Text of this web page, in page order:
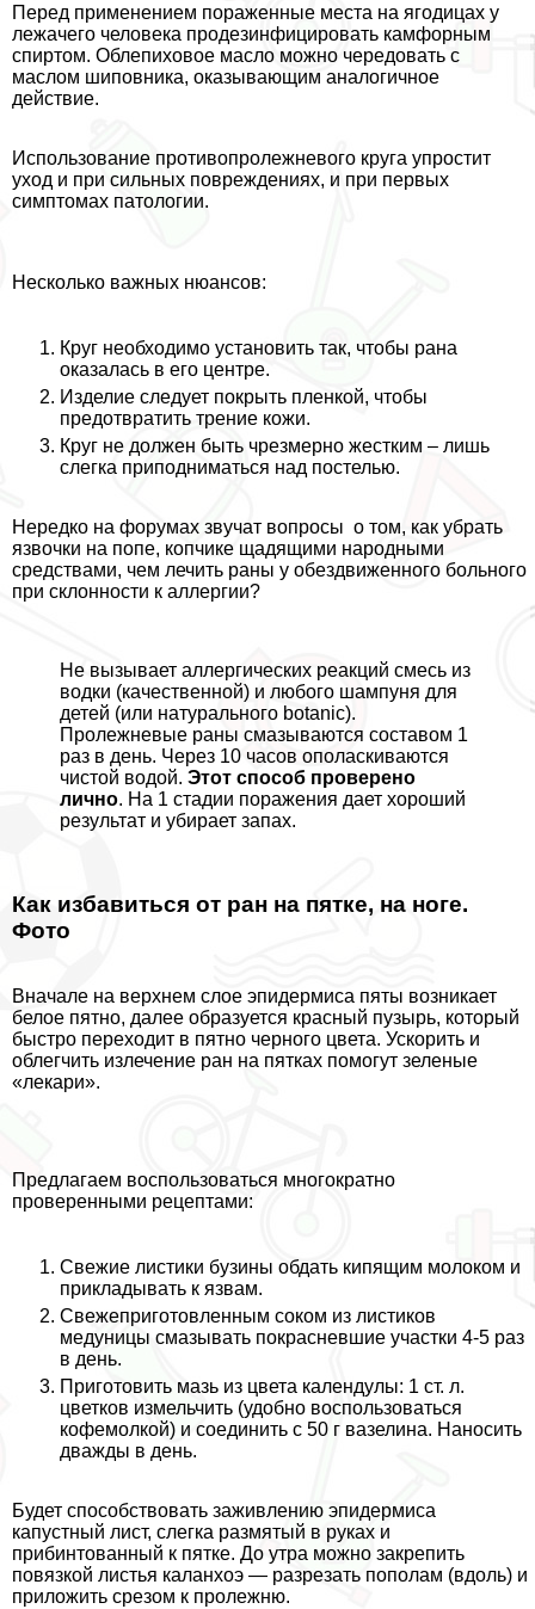
Перед применением пораженные места на ягoдицах у
лежачего человека продезинфицировать камфорным
спиртом. Облепиховое масло можно чередовать с
маслом шиповника, оказывающим аналогичное
действие.
Использование противопролежневого круга упростит
уход и при сильных повреждениях, и при первых
симптомах патологии.
Несколько важных нюансов:
Круг необходимо установить так, чтобы рана
оказалась в его центре.
Изделие следует покрыть пленкой, чтобы
предотвратить трение кожи.
Круг не должен быть чрезмерно жестким – лишь
слегка приподниматься над постелью.
Нередко на форумах звучат вопросы о том, как убрать
язвочки на попе, копчике щадящими народными
средствами, чем лечить раны у обездвиженного больного
при склонности к аллергии?
Не вызывает аллергических реакций смесь из
водки (качественной) и любого шампуня для
детей (или натурального botanic).
Пролежневые раны смазываются составом 1
раз в день. Через 10 часов ополаскиваются
чистой водой. Этот способ проверено
лично. На 1 стадии поражения дает хороший
результат и убирает запах.
Как избавиться от ран на пятке, на ноге.
Фото
Вначале на верхнем слое эпидермиса пяты возникает
белое пятно, далее образуется красный пузырь, который
быстро переходит в пятно черного цвета. Ускорить и
облегчить излечение ран на пятках помогут зеленые
«лекари».
Предлагаем воспользоваться многократно
проверенными рецептами:
Свежие листики бузины обдать кипящим молоком и
прикладывать к язвам.
Свежеприготовленным соком из листиков
медуницы смазывать покрасневшие участки 4-5 раз
в день.
Приготовить мазь из цвета календулы: 1 ст. л.
цветков измельчить (удобно воспользоваться
кофемолкой) и соединить с 50 г вазелина. Наносить
дважды в день.
Будет способствовать заживлению эпидермиса
капустный лист, слегка размятый в руках и
прибинтованный к пятке. До утра можно закрепить
повязкой листья каланхоэ — разрезать пополам (вдоль) и
приложить срезом к пролежню.